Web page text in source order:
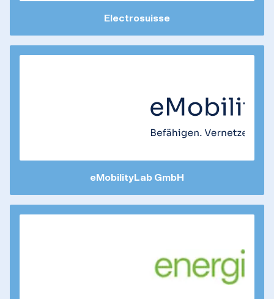
Electrosuisse
eMobilityLab GmbH